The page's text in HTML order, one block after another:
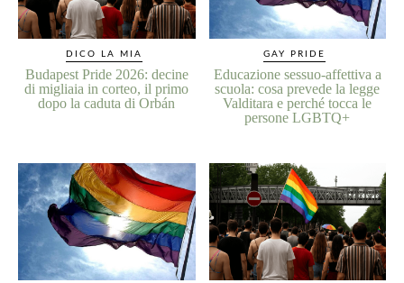
DICO LA MIA
Budapest Pride 2026: decine
di migliaia in corteo, il primo
dopo la caduta di Orbán
GAY PRIDE
Educazione sessuo-affettiva a
scuola: cosa prevede la legge
Valditara e perché tocca le
persone LGBTQ+